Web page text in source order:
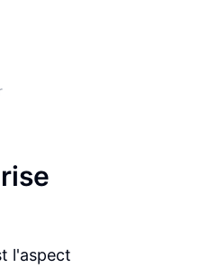
l'aspect